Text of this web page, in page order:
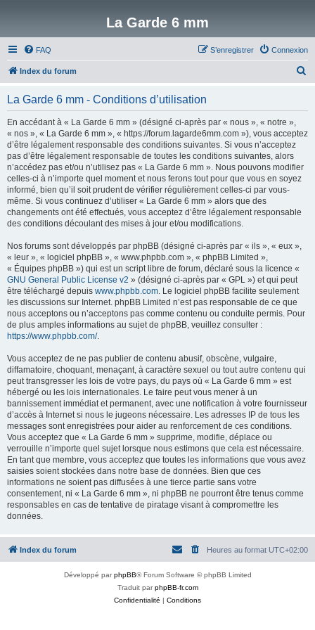
La Garde 6 mm
FAQ Connexion
S’enregistrer
Index du forum
e
La Garde 6 mm - Conditions d’utilisation
En accédant à « La Garde 6 mm » (désigné ci-après par « nous », « notre »,
« nos », « La Garde 6 mm », « https://forum.lagarde6mm.com »), vous acceptez
d’être légalement responsable des conditions suivantes. Si vous n’acceptez
pas d’être légalement responsable de toutes les conditions suivantes, alors
n’accédez pas et/ou n’utilisez pas « La Garde 6 mm ». Nous pouvons modifier
celles-ci à n’importe quel moment et nous ferons tout pour que vous en soyez
informé, bien qu’il soit prudent de vérifier régulièrement celles-ci par vous-
même. Si vous continuez d’utiliser « La Garde 6 mm » alors que des
changements ont été effectués, vous acceptez d’être légalement responsable
des conditions découlant des mises à jour et/ou modifications.
Nos forums sont développés par phpBB (désigné ci-après par « ils », « eux »,
« leur », « logiciel phpBB », « www.phpbb.com », « phpBB Limited »,
« Équipes phpBB ») qui est un script libre de forum, déclaré sous la licence «
GNU General Public License v2 » (désigné ci-après par « GPL ») et qui peut
être téléchargé depuis www.phpbb.com. Le logiciel phpBB facilite seulement
les discussions sur Internet. phpBB Limited n’est pas responsable de ce que
nous acceptons ou n’acceptons pas comme contenu ou conduite permis. Pour
de plus amples informations au sujet de phpBB, veuillez consulter :
https://www.phpbb.com/.
Vous acceptez de ne pas publier de contenu abusif, obscène, vulgaire,
diffamatoire, choquant, menaçant, à caractère sexuel ou tout autre contenu qui
peut transgresser les lois de votre pays, du pays où « La Garde 6 mm » est
hébergé ou les lois internationales. Le faire peut vous mener à un
bannissement immédiat et permanent, avec une notification à votre fournisseur
d’accès à Internet si nous le jugeons nécessaire. Les adresses IP de tous les
messages sont enregistrées pour aider au renforcement de ces conditions.
Vous acceptez que « La Garde 6 mm » supprime, modifie, déplace ou
verrouille n’importe quel sujet lorsque nous estimons que cela est nécessaire.
En tant que membre, vous acceptez que toutes les informations que vous avez
saisies soient stockées dans notre base de données. Bien que ces
informations ne soient pas diffusées à une tierce partie sans votre
consentement, ni « La Garde 6 mm », ni phpBB ne pourront être tenus comme
responsables en cas de tentative de piratage visant à compromettre les
données.
Index du forum Heures au format UTC+02:00
Développé parphpBB® Forum Software © phpBB Limited
Traduit parphpBB-fr.com
Confidentialité | Conditions